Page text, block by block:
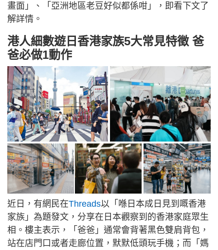
畫面」、「亞洲地區老豆好似都係咁」，即看下文了
解詳情。
港人細數遊日香港家族5大常見特徵 爸
爸必做1動作
近日，有網民在Threads以「喺日本成日見到嘅香港
家族」為題發文，分享在日本觀察到的香港家庭眾生
相。樓主表示，「爸爸」通常會背著黑色雙肩背包，
站在店門口或者走廊位置，默默低頭玩手機；而「媽